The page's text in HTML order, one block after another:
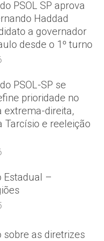
PSOL SP aprova
Haddad
a governador
desde o 1º turno
PSOL-SP se
prioridade no
extrema-direita,
Tarcísio e reeleição
Estadual –
sobre as diretrizes